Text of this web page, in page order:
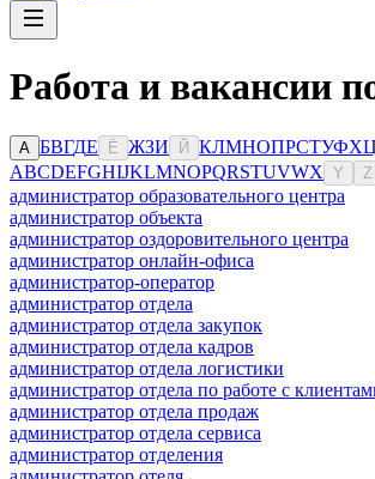
Работа и вакансии
А БВГДЕ Ё ЖЗИ Й КЛМНОПРСТУФХЦ
ABCDEFGHIJKLMNOPQRSTUVWX Y Z
администратор образовательного центра
администратор объекта
администратор оздоровительного центра
администратор онлайн-офиса
администратор-оператор
администратор отдела
администратор отдела закупок
администратор отдела кадров
администратор отдела логистики
администратор отдела по работе с
администратор отдела продаж
администратор отдела сервиса
администратор отделения